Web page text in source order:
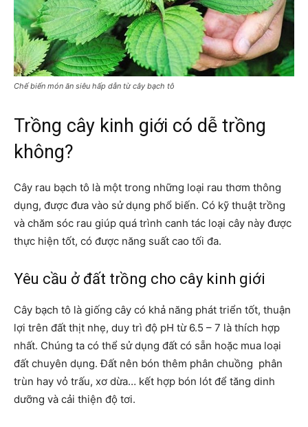
Chế biến món ăn siêu hấp dẫn từ cây bạch tô
Trồng cây kinh giới có dễ trồng
không?
Cây rau bạch tô là một trong những loại rau thơm thông
dụng, được đưa vào sử dụng phổ biến. Có kỹ thuật trồng
và chăm sóc rau giúp quá trình canh tác loại cây này được
thực hiện tốt, có được năng suất cao tối đa.
Yêu cầu ở đất trồng cho cây kinh giới
Cây bạch tô là giống cây có khả năng phát triển tốt, thuận
lợi trên đất thịt nhẹ, duy trì độ pH từ 6.5 – 7 là thích hợp
nhất. Chúng ta có thể sử dụng đất có sẵn hoặc mua loại
đất chuyên dụng. Đất nên bón thêm phân chuồng phân
trùn hay vỏ trấu, xơ dừa… kết hợp bón lót để tăng dinh
dưỡng và cải thiện độ tơi.